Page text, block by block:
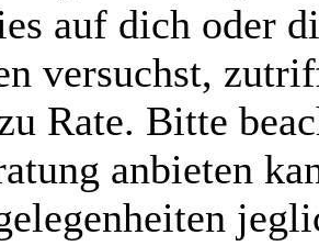
auf dich oder
versuchst,
Rate. Bitte
anbieten